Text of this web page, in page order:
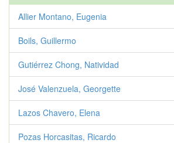
Allier Montano, Eugenia
Boils, Guillermo
Gutiérrez Chong, Natividad
José Valenzuela, Georgette
Lazos Chavero, Elena
Pozas Horcasitas, Ricardo